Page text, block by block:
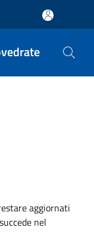
aggiornati
nel